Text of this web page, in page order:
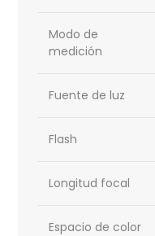
Modo de
medición
Fuente de luz
Flash
Longitud focal
Espacio de color